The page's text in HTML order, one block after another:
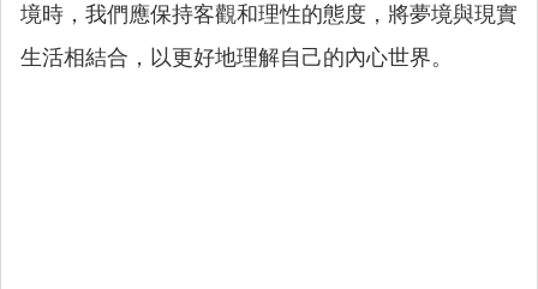
境時，我們應保持客觀和理性的態度，將夢境與現實
生活相結合，以更好地理解自己的內心世界。